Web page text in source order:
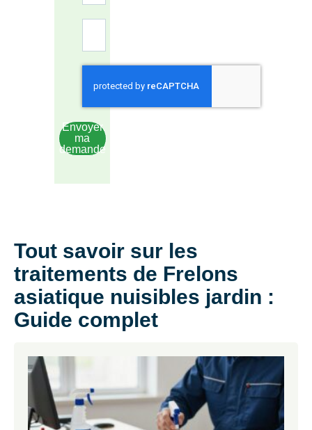
Envoyer
ma
demande
Tout savoir sur les
traitements de Frelons
asiatique nuisibles jardin :
Guide complet